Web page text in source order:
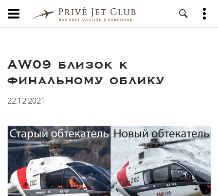
AW09 близок к
финальному облику
22.12.2021